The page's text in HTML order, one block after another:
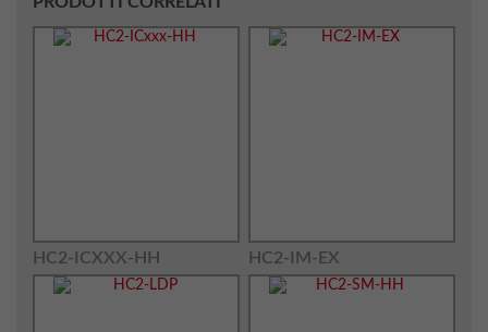
HC2-ICXXX-HH HC2-IM-EX